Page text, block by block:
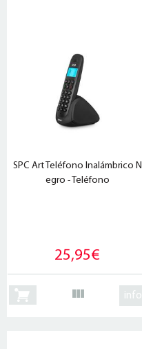
SPC Art Teléfono Inalámbrico N
egro - Teléfono
25,95€
info